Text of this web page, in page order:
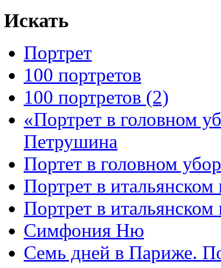
Искать
Портрет
100 портретов
100 портретов (2)
«Портрет в головном
Петрушина
Портет в головном
Портрет в
Портрет в
Симфония Ню
Семь дней в Париже.